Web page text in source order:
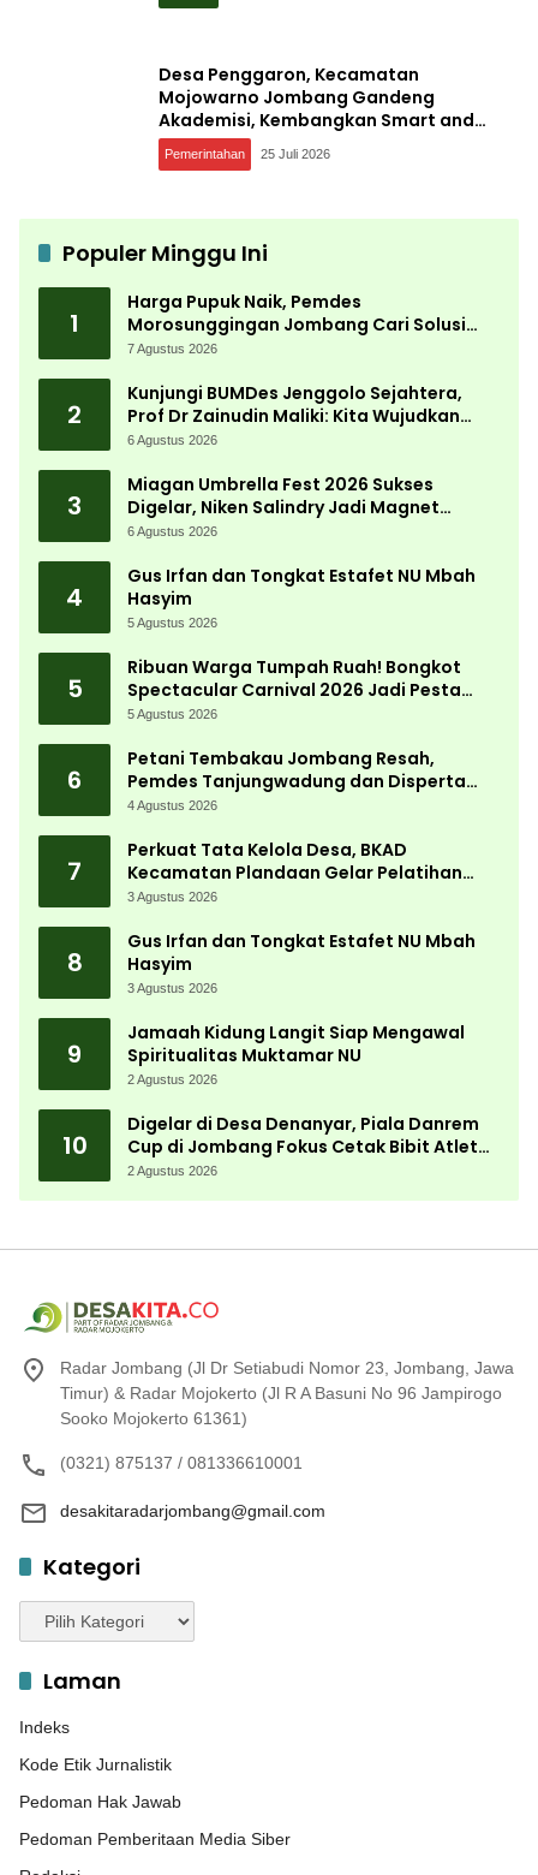
Desa Penggaron, Kecamatan
Mojowarno Jombang Gandeng
Akademisi, Kembangkan Smart and
Sustainable Village, Ini Tujuannya
Pemerintahan 25 Juli 2026
Populer Minggu Ini
1
Harga Pupuk Naik, Pemdes
Morosunggingan Jombang Cari Solusi
Lewat Kajian Akademik
7 Agustus 2026
2
Kunjungi BUMDes Jenggolo Sejahtera,
Prof Dr Zainudin Maliki: Kita Wujudkan
Kemandirian Ekonomi dengan Potensi
6 Agustus 2026
3
Miagan Umbrella Fest 2026 Sukses
Digelar, Niken Salindry Jadi Magnet
Ribuan Pengunjung
6 Agustus 2026
4
Gus Irfan dan Tongkat Estafet NU Mbah
Hasyim
5 Agustus 2026
5
Ribuan Warga Tumpah Ruah! Bongkot
Spectacular Carnival 2026 Jadi Pesta
Kemerdekaan Terbesar di Peterongan
5 Agustus 2026
6
Petani Tembakau Jombang Resah,
Pemdes Tanjungwadung dan Disperta
Bergerak Cepat
4 Agustus 2026
7
Perkuat Tata Kelola Desa, BKAD
Kecamatan Plandaan Gelar Pelatihan
Aparatur Pemdes
3 Agustus 2026
8
Gus Irfan dan Tongkat Estafet NU Mbah
Hasyim
3 Agustus 2026
9
Jamaah Kidung Langit Siap Mengawal
Spiritualitas Muktamar NU
2 Agustus 2026
10
Digelar di Desa Denanyar, Piala Danrem
Cup di Jombang Fokus Cetak Bibit Atlet
Menembak Berprestasi
2 Agustus 2026
Radar Jombang (Jl Dr Setiabudi Nomor 23, Jombang, Jawa
Timur) & Radar Mojokerto (Jl R A Basuni No 96 Jampirogo
Sooko Mojokerto 61361)
(0321) 875137 / 081336610001
desakitaradarjombang@gmail.com
Kategori
Kategori
Laman
Indeks
Kode Etik Jurnalistik
Pedoman Hak Jawab
Pedoman Pemberitaan Media Siber